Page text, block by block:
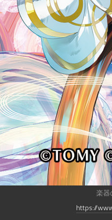
楽器
https://